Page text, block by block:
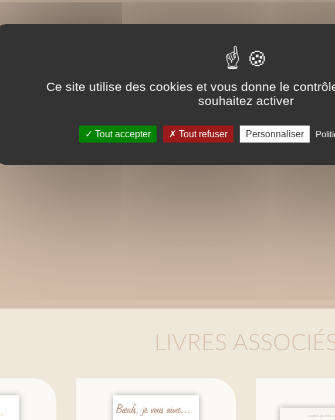
LIVRES
Ce site utilise des cookies et vous donne le
souhaitez activer
Tout accepter Tout refuser Personnaliser